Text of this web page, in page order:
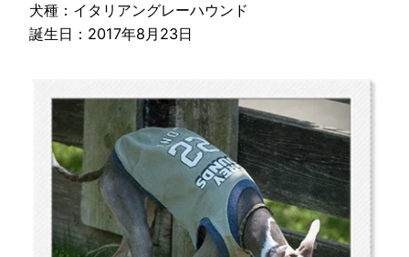
犬種：イタリアングレーハウンド
誕生日：2017年8月23日